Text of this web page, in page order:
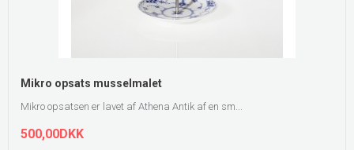
Mikro opsats musselmalet
Mikro opsatsen er lavet af Athena Antik af en sm...
500,00DKK